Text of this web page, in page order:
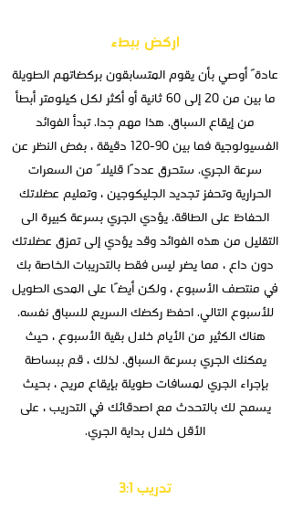
اركض ببطء
عادةً أوصي بأن يقوم المتسابقون بركضاتهم الطويلة
ما بين من 20 إلى 60 ثانية أو أكثر لكل كيلومتر أبطأ
من إيقاع السباق. هذا مهم جدا. تبدأ الفوائد
الفسيولوجية فما بين 90-120 دقيقة ، بغض النظر عن
سرعة الجري. ستحرق عددًا قليلاً من السعرات
الحرارية وتحفز تجديد الجليكوجين ، وتعليم عضلاتك
الحفاظ على الطاقة. يؤدي الجري بسرعة كبيرة الى
التقليل من هذه الفوائد وقد يؤدي إلى تمزق عضلاتك
دون داع ، مما يضر ليس فقط بالتدريبات الخاصة بك
في منتصف الأسبوع ، ولكن أيضًا على المدى الطويل
للأسبوع التالي. احفظ ركضك السريع للسباق نفسه.
هناك الكثير من الأيام خلال بقية الأسبوع ، حيث
يمكنك الجري بسرعة السباق. لذلك ، قم ببساطة
بإجراء الجري لمسافات طويلة بإيقاع مريح ، بحيث
يسمح لك بالتحدث مع اصدقائك في التدريب ، على
الأقل خلال بداية الجري.
تدريب 3:1